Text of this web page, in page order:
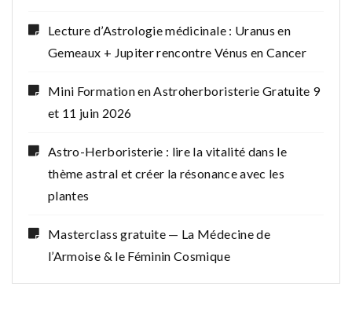
Lecture d’Astrologie médicinale : Uranus en
Gemeaux + Jupiter rencontre Vénus en Cancer
Mini Formation en Astroherboristerie Gratuite 9
et 11 juin 2026
Astro-Herboristerie : lire la vitalité dans le
thème astral et créer la résonance avec les
plantes
Masterclass gratuite — La Médecine de
l’Armoise & le Féminin Cosmique